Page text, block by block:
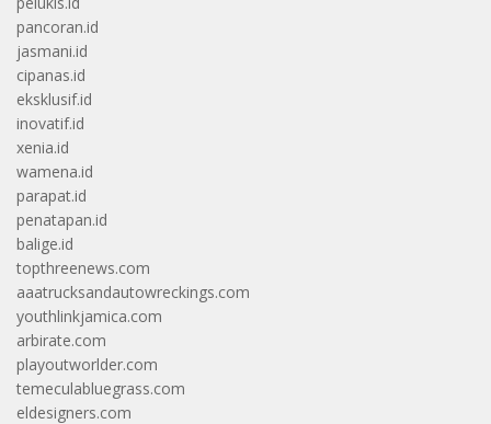
pancoran.id
jasmani.id
cipanas.id
eksklusif.id
inovatif.id
xenia.id
wamena.id
parapat.id
penatapan.id
balige.id
topthreenews.com
aaatrucksandautowreckings.com
youthlinkjamica.com
arbirate.com
playoutworlder.com
temeculabluegrass.com
eldesigners.com